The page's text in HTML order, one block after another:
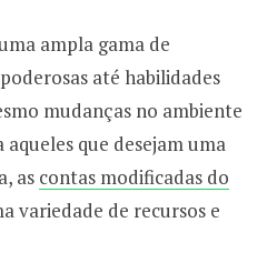
ampla gama de
até habilidades
mudanças no ambiente
que desejam uma
as contas modificadas do
variedade de recursos e